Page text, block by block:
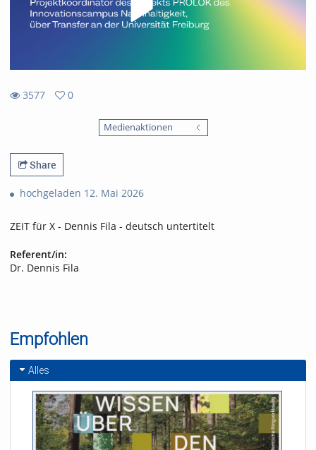
3577
0
Medienaktionen
Share
hochgeladen 12. Mai 2026
ZEIT für X - Dennis Fila - deutsch untertitelt
Referent/in:
Dr. Dennis Fila
Empfohlen
Alles